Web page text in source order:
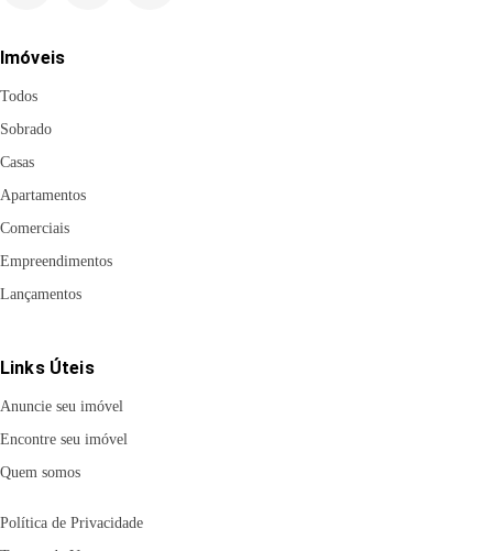
Imóveis
Todos
Sobrado
Casas
Apartamentos
Comerciais
Empreendimentos
Lançamentos
Links Úteis
Anuncie seu imóvel
Encontre seu imóvel
Quem somos
Política de Privacidade